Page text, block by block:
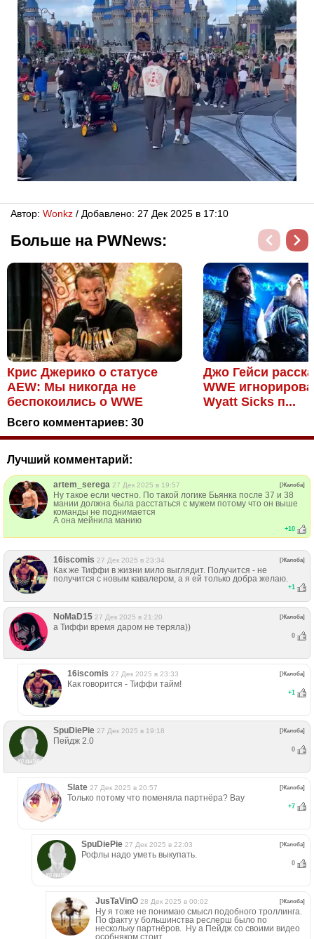
Автор: Wonkz / Добавлено: 27 Дек 2025 в 17:10
Больше на PWNews:
Крис Джерико о статусе
AEW: Мы никогда не
беспокоились о WWE
Джо Гейси
WWE
Wyatt Sicks п...
Всего комментариев: 30
Лучший комментарий:
artem_serega 27 Дек 2025 в 19:57 [Жалоба]
Ну такое если честно. По такой логике Бьянка после 37 и 38
мании должна была расстаться с мужем потому что он выше
команды не поднимается
А она мейнила манию
+10
16iscomis 27 Дек 2025 в 23:34 [Жалоба]
Как же Тиффи в жизни мило выглядит. Получится - не
получится с новым кавалером, а я ей только добра желаю.
+1
NoMaD15 27 Дек 2025 в 21:20 [Жалоба]
а Тиффи время даром не теряла))
0
16iscomis 27 Дек 2025 в 23:33 [Жалоба]
Как говорится - Тиффи тайм!
+1
SpuDiePie 27 Дек 2025 в 19:18 [Жалоба]
Пейдж 2.0
0
Slate 27 Дек 2025 в 20:57 [Жалоба]
Только потому что поменяла партнёра? Вау
+7
SpuDiePie 27 Дек 2025 в 22:03 [Жалоба]
Рофлы надо уметь выкупать.
0
JusTaVinO 28 Дек 2025 в 00:02 [Жалоба]
Ну я тоже не понимаю смысл подобного троллинга.
По факту у большинства реслерш было по
нескольку партнёров. Ну а Пейдж со своими видео